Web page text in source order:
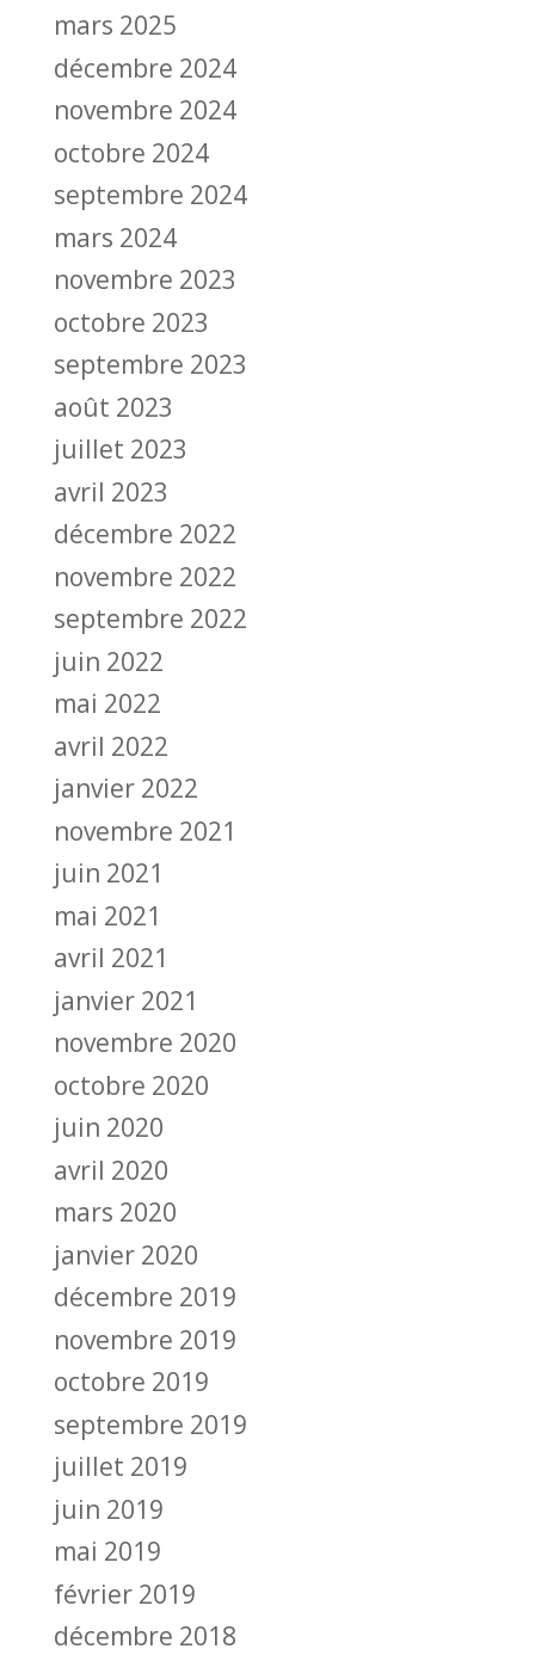
mars 2025
décembre 2024
novembre 2024
octobre 2024
septembre 2024
mars 2024
novembre 2023
octobre 2023
septembre 2023
août 2023
juillet 2023
avril 2023
décembre 2022
novembre 2022
septembre 2022
juin 2022
mai 2022
avril 2022
janvier 2022
novembre 2021
juin 2021
mai 2021
avril 2021
janvier 2021
novembre 2020
octobre 2020
juin 2020
avril 2020
mars 2020
janvier 2020
décembre 2019
novembre 2019
octobre 2019
septembre 2019
juillet 2019
juin 2019
mai 2019
février 2019
décembre 2018